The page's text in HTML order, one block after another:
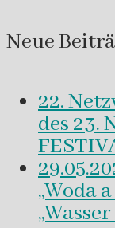
Neue
22.
des 23.
„Woda